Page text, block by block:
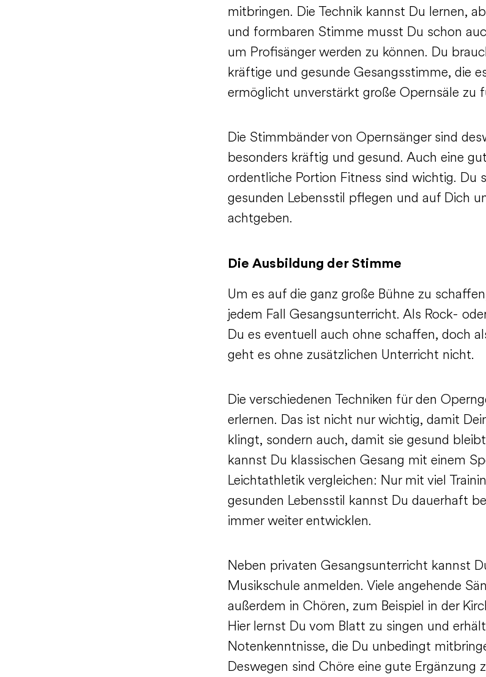
mitbringen. Die Technik kannst Du lernen,
und formbaren Stimme musst Du schon
um Profisänger werden zu können. Du
kräftige und gesunde Gesangsstimme, die
ermöglicht unverstärkt große Opernsäle zu
Die Stimmbänder von Opernsänger sind
besonders kräftig und gesund. Auch eine
ordentliche Portion Fitness sind wichtig. Du
gesunden Lebensstil pflegen und auf Dich
achtgeben.
Die Ausbildung der Stimme
Um es auf die ganz große Bühne zu
jedem Fall Gesangsunterricht. Als Rock-
Du es eventuell auch ohne schaffen, doch
geht es ohne zusätzlichen Unterricht nicht.
Die verschiedenen Techniken für den
erlernen. Das ist nicht nur wichtig, damit
klingt, sondern auch, damit sie gesund
kannst Du klassischen Gesang mit einem
Leichtathletik vergleichen: Nur mit viel
gesunden Lebensstil kannst Du dauerhaft
immer weiter entwicklen.
Neben privaten Gesangsunterricht kannst
Musikschule anmelden. Viele angehende
außerdem in Chören, zum Beispiel in der
Hier lernst Du vom Blatt zu singen und
Notenkenntnisse, die Du unbedingt
Deswegen sind Chöre eine gute Ergänzung